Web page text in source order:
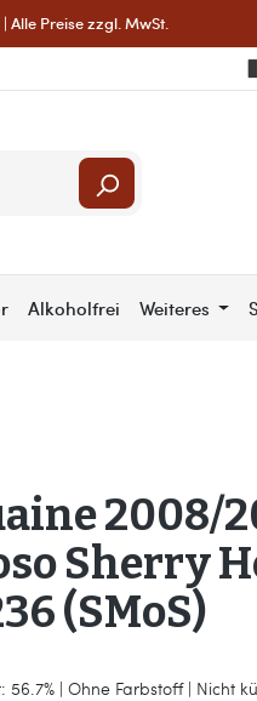
Alle Preise zzgl. MwSt.
Alkoholfrei Weiteres
2008/
Sherry
(SMoS)
56.7% | Ohne Farbstoff | Nicht